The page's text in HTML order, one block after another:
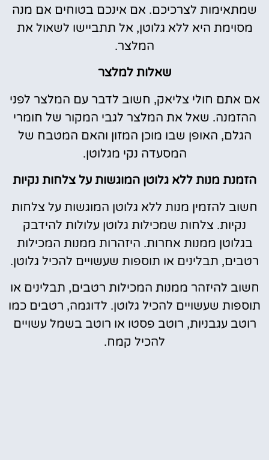
שמתאימות לצרכיכם. אם אינכם בטוחים אם מנה
מסוימת היא ללא גלוטן, אל תתביישו לשאול את
המלצר.
שאלות למלצר
אם אתם חולי צליאק, חשוב לדבר עם המלצר לפני
ההזמנה. שאל את המלצר לגבי המקור של חומרי
הגלם, האופן שבו מוכן המזון והאם המטבח של
המסעדה נקי מגלוטן.
הזמנת מנות ללא גלוטן המוגשות על צלחות נקיות
חשוב להזמין מנות ללא גלוטן המוגשות על צלחות
נקיות. צלחות שמכילות גלוטן עלולות להידבק
בגלוטן ממנות אחרות. היזהרות ממנות המכילות
רטבים, תבלינים או תוספות שעשויים להכיל גלוטן.
חשוב להיזהר ממנות המכילות רטבים, תבלינים או
תוספות שעשויים להכיל גלוטן. לדוגמה, רטבים כמו
רוטב עגבניות, רוטב פסטו או רוטב בשמל עשויים
להכיל קמח.